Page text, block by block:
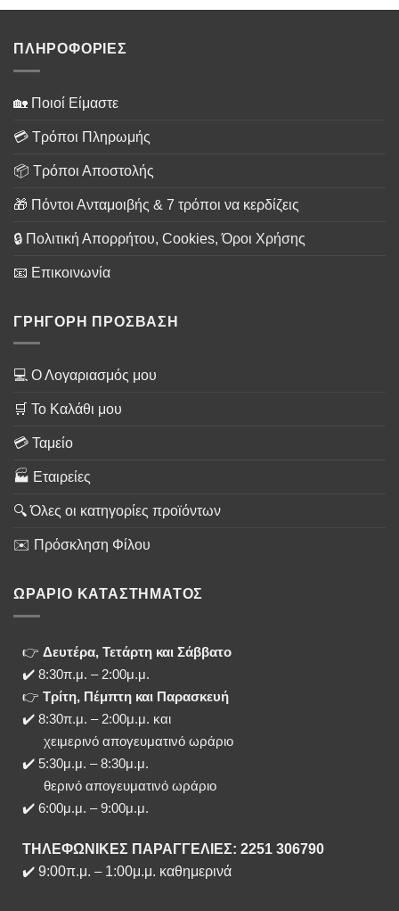
ΠΛΗΡΟΦΟΡΙΕΣ
🏡 Ποιοί Είμαστε
💳 Τρόποι Πληρωμής
📦 Τρόποι Αποστολής
🎁 Πόντοι Ανταμοιβής & 7 τρόποι να κερδίζεις
🔒 Πολιτική Απορρήτου, Cookies, Όροι Χρήσης
📧 Επικοινωνία
ΓΡΗΓΟΡΗ ΠΡΟΣΒΑΣΗ
💻 Ο Λογαριασμός μου
🛒 Το Καλάθι μου
💳 Ταμείο
🏭 Εταιρείες
🔍 Όλες οι κατηγορίες προϊόντων
✉️ Πρόσκληση Φίλου
ΩΡΑΡΙΟ ΚΑΤΑΣΤΗΜΑΤΟΣ
👉 Δευτέρα, Τετάρτη και Σάββατο
✔️ 8:30π.μ. – 2:00μ.μ.
👉 Τρίτη, Πέμπτη και Παρασκευή
✔️ 8:30π.μ. – 2:00μ.μ. και
χειμερινό απογευματινό ωράριο
✔️ 5:30μ.μ. – 8:30μ.μ.
θερινό απογευματινό ωράριο
✔️ 6:00μ.μ. – 9:00μ.μ.
ΤΗΛΕΦΩΝΙΚΕΣ ΠΑΡΑΓΓΕΛΙΕΣ: 2251 306790
✔️ 9:00π.μ. –1:00μ.μ. καθημερινά